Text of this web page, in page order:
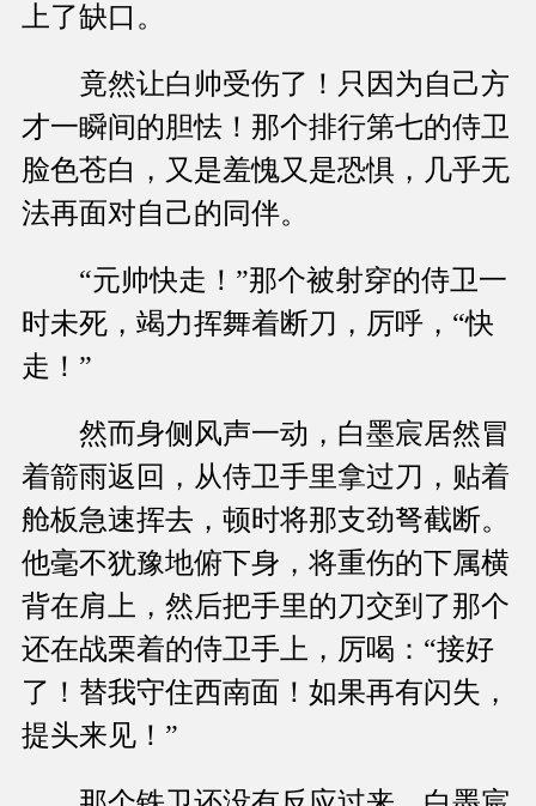
上了缺口。
竟然让白帅受伤了！只因为自己方
才一瞬间的胆怯！那个排行第七的侍卫
脸色苍白，又是羞愧又是恐惧，几乎无
法再面对自己的同伴。
“元帅快走！”那个被射穿的侍卫一
时未死，竭力挥舞着断刀，厉呼，“快
走！”
然而身侧风声一动，白墨宸居然冒
着箭雨返回，从侍卫手里拿过刀，贴着
舱板急速挥去，顿时将那支劲弩截断。
他毫不犹豫地俯下身，将重伤的下属横
背在肩上，然后把手里的刀交到了那个
还在战栗着的侍卫手上，厉喝：“接好
了！替我守住西南面！如果再有闪失，
提头来见！”